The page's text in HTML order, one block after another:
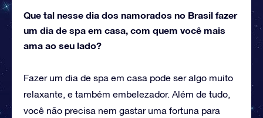
Que tal nesse dia dos namorados no Brasil fazer
um dia de spa em casa, com quem você mais
ama ao seu lado?
Fazer um dia de spa em casa pode ser algo muito
relaxante, e também embelezador. Além de tudo,
você não precisa nem gastar uma fortuna para